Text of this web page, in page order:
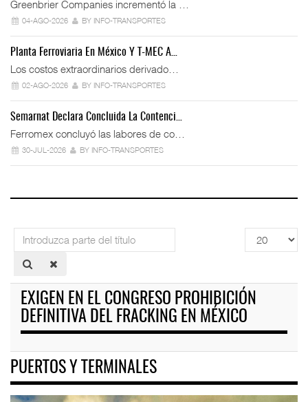
Greenbrier Companies incrementó la …
04-AGO-2026 BY INFO-TRANSPORTES
Planta Ferroviaria En México Y T-MEC A…
Los costos extraordinarios derivado…
02-AGO-2026 BY INFO-TRANSPORTES
Semarnat Declara Concluida La Contenci…
Ferromex concluyó las labores de co…
30-JUL-2026 BY INFO-TRANSPORTES
Introduzca
parte
del
Cantidad
a
EXIGEN EN EL CONGRESO PROHIBICIÓN
DEFINITIVA DEL FRACKING EN MÉXICO
PUERTOS Y TERMINALES